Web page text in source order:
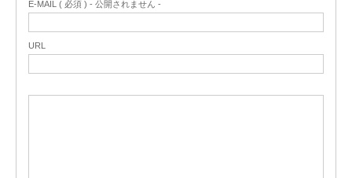
E-MAIL ( 必須 ) - 公開されません -
URL